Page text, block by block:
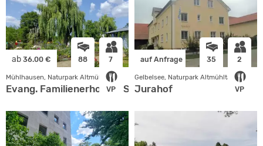
ab 36.00 € 88 7
VP
Mühlhausen, Naturpark Altmühltal
Evang. Familienerholung Sulzbürg gGmbH
auf Anfrage 35 2
VP
Gelbelsee, Naturpark Altmühltal
Jurahof